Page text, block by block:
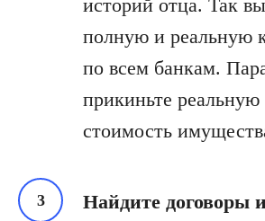
историй отца. Так
полную и реальную
по всем банкам.
прикиньте
стоимость
Найдите договоры